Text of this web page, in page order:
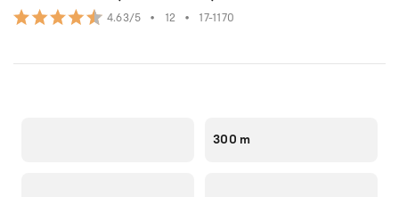
4.63/5 • 12 • 17-1170
300 m